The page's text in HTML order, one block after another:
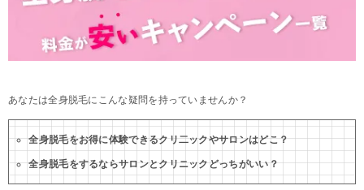
あなたは全身脱毛にこんな疑問を持っていませんか？
全身脱毛をお得に体験できるクリ二ックやサロンはどこ？
全身脱毛をするならサロンとクリニックどっちがいい？